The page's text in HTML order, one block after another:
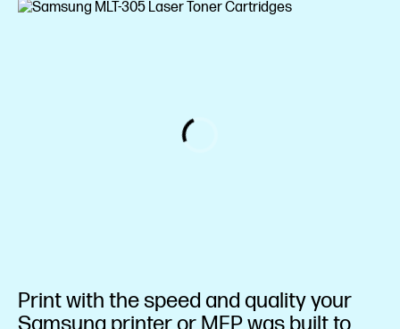
Print with the speed and quality your